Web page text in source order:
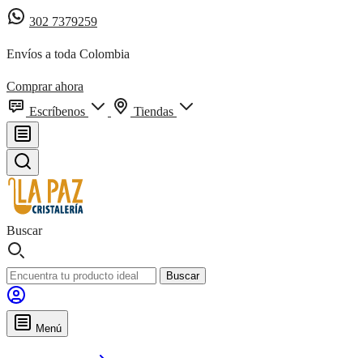
302 7379259
Envíos a toda Colombia
Comprar ahora
Escríbenos
Tiendas
Buscar
Buscar
Menú